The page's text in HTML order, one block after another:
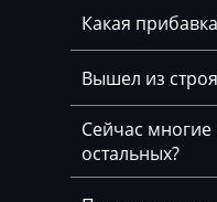
Camc
Case
Caterpillar
CFMoto
Какая
Вышел из
Сейчас
остальных?